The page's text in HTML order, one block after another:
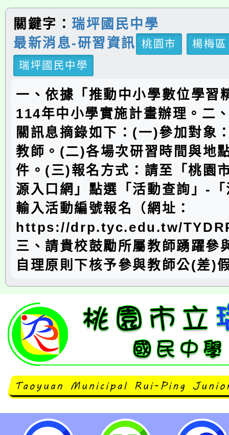
關鍵字： 瑞坪國民中學
最新消息-研習資訊
桃園市
楊梅區
瑞坪國民中學
一、依據「推動中小學數位學習
114年中小學實施計畫辦理。二
關訊息摘錄如下：(一)參加對象
教師。(二)各場次研習時間與地
件。(三)報名方式：請至「桃園
源入口網」點選「活動查詢」-
輸入活動編號報名（網址：
https://drp.tyc.edu.tw/
三、請貴校鼓勵所屬教師踴躍參
自理原則下核予參與教師公(差)
114年「推動中小學數位學習精進